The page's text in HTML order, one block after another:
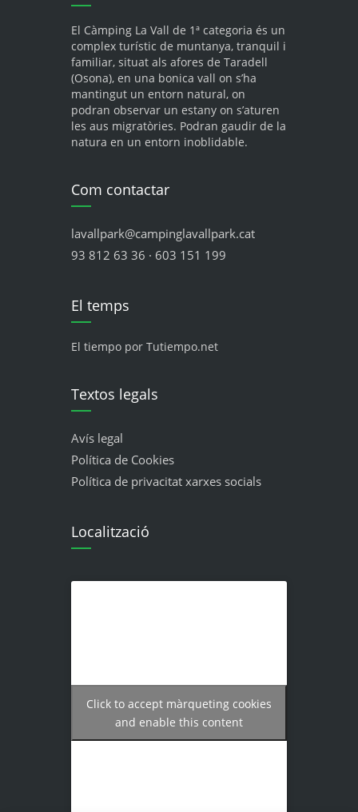
El Càmping La Vall de 1ª categoria és un
complex turístic de muntanya, tranquil i
familiar, situat als afores de Taradell
(Osona), en una bonica vall on s’ha
mantingut un entorn natural, on
podran observar un estany on s’aturen
les aus migratòries. Podran gaudir de la
natura en un entorn inoblidable.
Com contactar
lavallpark@campinglavallpark.cat
93 812 63 36 · 603 151 199
El temps
El tiempo por Tutiempo.net
Textos legals
Avís legal
Política de Cookies
Política de privacitat xarxes socials
Localització
Click to accept màrqueting cookies
and enable this content